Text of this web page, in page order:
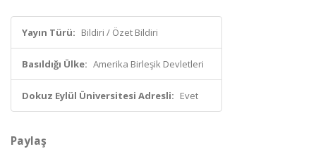
Yayın Türü: Bildiri / Özet Bildiri
Basıldığı Ülke: Amerika Birleşik Devletleri
Dokuz Eylül Üniversitesi Adresli: Evet
Paylaş